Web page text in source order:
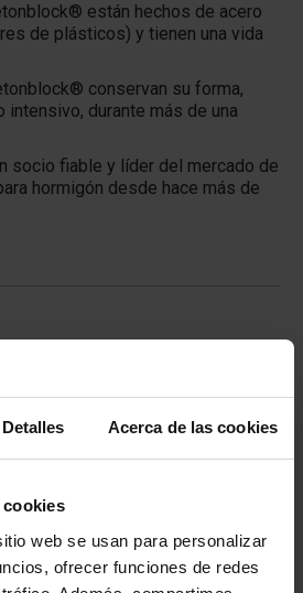
Detalles Acerca de las cookies
cookies
web se usan para personalizar
ofrecer funciones de redes
están hechos de acero
de plásticos) y tienen una vida
conservan su forma,
intensivo, durante más de una
socio fiable y líder del mercado de
hormigón desde hace más de